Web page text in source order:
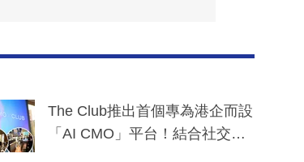
The Club推出首個專為港企而設
「AI CMO」平台！結合社交聆